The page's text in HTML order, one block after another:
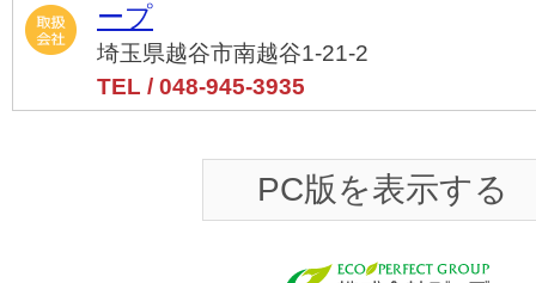
ープ
埼玉県越谷市南越谷1-21-2
TEL / 048-945-3935
PC版を表示する